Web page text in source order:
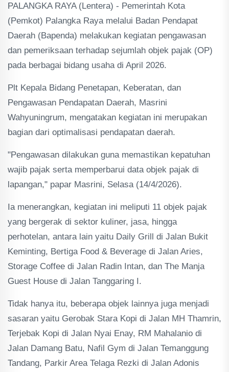
PALANGKA RAYA (Lentera) - Pemerintah Kota
(Pemkot) Palangka Raya melalui Badan Pendapat
Daerah (Bapenda) melakukan kegiatan pengawasan
dan pemeriksaan terhadap sejumlah objek pajak (OP)
pada berbagai bidang usaha di April 2026.
Plt Kepala Bidang Penetapan, Keberatan, dan
Pengawasan Pendapatan Daerah, Masrini
Wahyuningrum, mengatakan kegiatan ini merupakan
bagian dari optimalisasi pendapatan daerah.
"Pengawasan dilakukan guna memastikan kepatuhan
wajib pajak serta memperbarui data objek pajak di
lapangan," papar Masrini, Selasa (14/4/2026).
Ia menerangkan, kegiatan ini meliputi 11 objek pajak
yang bergerak di sektor kuliner, jasa, hingga
perhotelan, antara lain yaitu Daily Grill di Jalan Bukit
Keminting, Bertiga Food & Beverage di Jalan Aries,
Storage Coffee di Jalan Radin Intan, dan The Manja
Guest House di Jalan Tanggaring I.
Tidak hanya itu, beberapa objek lainnya juga menjadi
sasaran yaitu Gerobak Stara Kopi di Jalan MH Thamrin,
Terjebak Kopi di Jalan Nyai Enay, RM Mahalanio di
Jalan Damang Batu, Nafil Gym di Jalan Temanggung
Tandang, Parkir Area Telaga Rezki di Jalan Adonis